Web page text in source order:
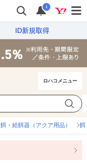
i
ID新規取得
ロハコメニュー
餌・給餌器（アクア用品） 餌